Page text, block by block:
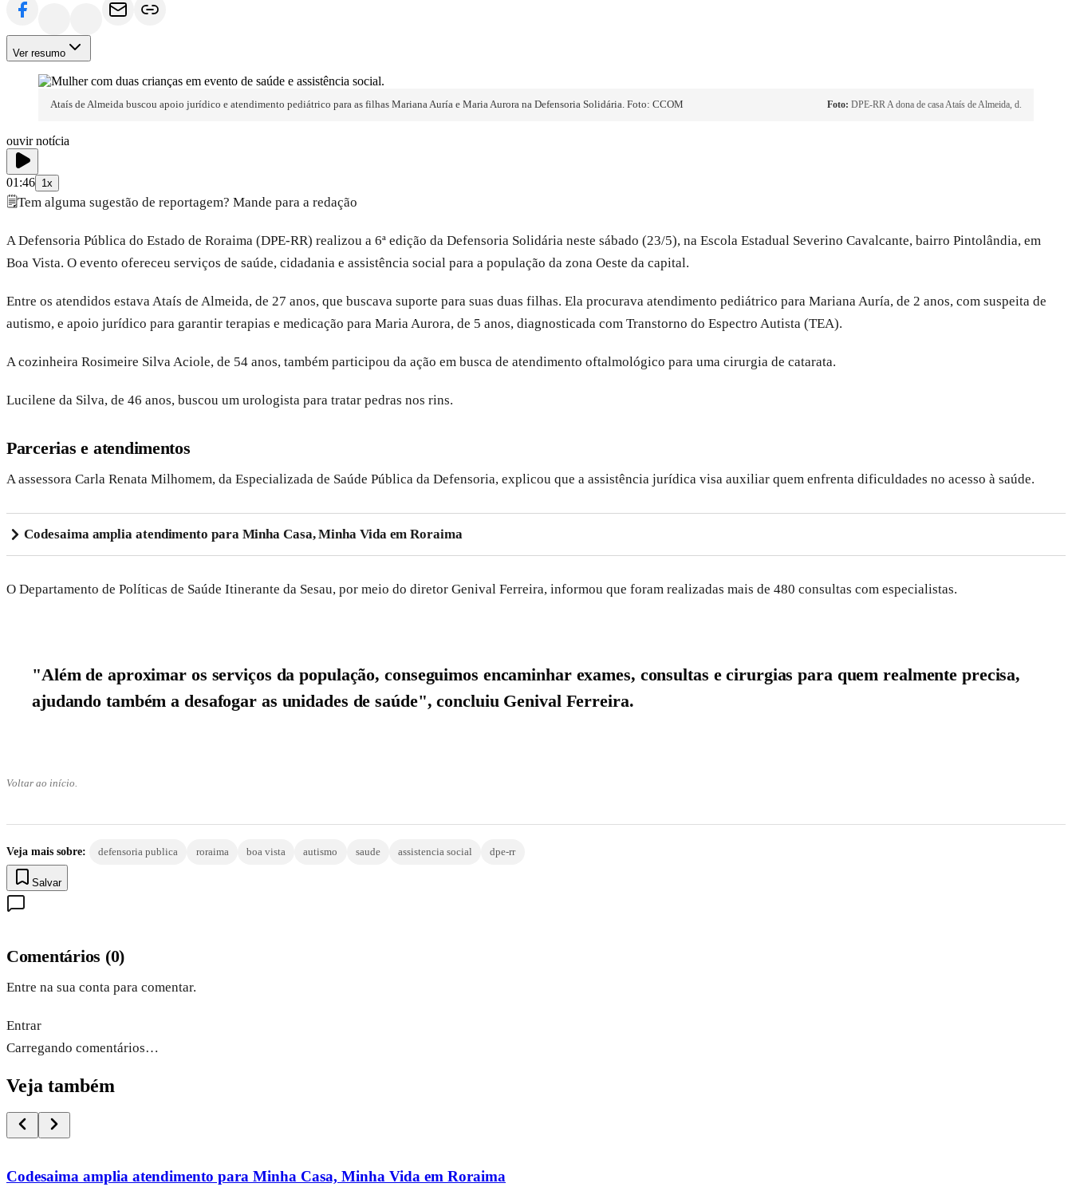
Ver resumo
Ataís de Almeida buscou apoio jurídico e atendimento pediátrico para as filhas Mariana Auría e Maria Aurora na Defensoria Solidária. Foto: CCOM Foto: DPE-RR A dona de casa Ataís de Almeida, d.
ouvir notícia
01:46 1x
🗒️Tem alguma sugestão de reportagem? Mande para a redação
A Defensoria Pública do Estado de Roraima (DPE-RR) realizou a 6ª edição da Defensoria Solidária neste sábado (23/5), na Escola Estadual Severino Cavalcante, bairro Pintolândia, em
Boa Vista. O evento ofereceu serviços de saúde, cidadania e assistência social para a população da zona Oeste da capital.
Entre os atendidos estava Ataís de Almeida, de 27 anos, que buscava suporte para suas duas filhas. Ela procurava atendimento pediátrico para Mariana Auría, de 2 anos, com suspeita de
autismo, e apoio jurídico para garantir terapias e medicação para Maria Aurora, de 5 anos, diagnosticada com Transtorno do Espectro Autista (TEA).
A cozinheira Rosimeire Silva Aciole, de 54 anos, também participou da ação em busca de atendimento oftalmológico para uma cirurgia de catarata.
Lucilene da Silva, de 46 anos, buscou um urologista para tratar pedras nos rins.
Parcerias e atendimentos
A assessora Carla Renata Milhomem, da Especializada de Saúde Pública da Defensoria, explicou que a assistência jurídica visa auxiliar quem enfrenta dificuldades no acesso à saúde.
Codesaima amplia atendimento para Minha Casa, Minha Vida em Roraima
O Departamento de Políticas de Saúde Itinerante da Sesau, por meio do diretor Genival Ferreira, informou que foram realizadas mais de 480 consultas com especialistas.
"Além de aproximar os serviços da população, conseguimos encaminhar exames, consultas e cirurgias para quem realmente precisa,
ajudando também a desafogar as unidades de saúde", concluiu Genival Ferreira.
Voltar ao início.
Veja mais sobre: defensoria publica roraima boa vista autismo saude assistencia social dpe-rr
Salvar
Comentários (0)
Entre na sua conta para comentar.
Entrar
Carregando comentários…
Veja também
Codesaima amplia atendimento para Minha Casa, Minha Vida em Roraima